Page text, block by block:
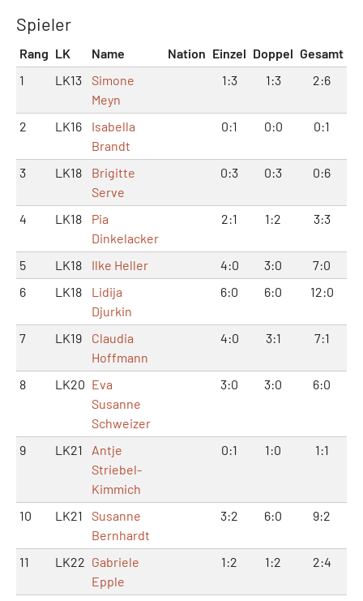
Spieler
Rang LK Name Nation Einzel Doppel Gesamt
1
LK13
Simone
Meyn
1:3 1:3 2:6
2 LK16
Isabella
Brandt
0:1 0:0 0:1
3 LK18
Brigitte
Serve
0:3 0:3 0:6
4 LK18
Pia
Dinkelacker
2:1 1:2 3:3
5 LK18 Ilke Heller 4:0 3:0
7:0
6
LK18
Lidija
Djurkin
6:0 6:0 12:0
7 LK19
Claudia
Hoffmann
4:0 3:1 7:1
8 LK20 Eva
Susanne
Schweizer
3:0 3:0 6:0
9 LK21
Antje
Striebel-
Kimmich
0:1 1:0 1:1
10 LK21
Susanne
Bernhardt
3:2 6:0 9:2
11 LK22 Gabriele
Epple
1:2 1:2 2:4